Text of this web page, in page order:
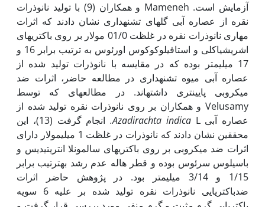
آزمایش است. Mameneh و همکاران (9) با تولید نانوذرات
نقره از عصاره آبی گل­های تشنه­داری نشان دادند که اثرات
مهاری نانوذرات نقره در غلظت 01/0 مولار بر روی باکتری­های
اشریشیاکلی و استافیلوکوکوس اورئوس به ترتیب برابر 16 و
17 میلی‫متر بوده که در مقایسه با نانوذرات تولید شده از
عصاره آبی میوه تشنه­داری در مطالعه حاضر، اثرات ضد
میکروبی پایین­تری داشته­اند. در مطالعه­ای که توسط
Velusamy و همکاران بر روی نانوذرات نقره تولید شده از
عصاره آبی
Azadirachta indica L
.
انجام گرفت (13)، این
محققین نشان دادند که نانوذرات در غلظت 1 میلی‫مولار دارای
اثرات ضد میکروبی بر روی باکتری­های سالمونلا انتریتیدیس و
باسیلوس سرئوس بوده و قطر هاله عدم رشد به‫ترتیب برابر
1/15 و 3/14 میلی­متر بود. در پژوهش حاضر اثرات
ضدباکتریایی نانوذرات نقره تولید شده بر علیه 6 سویه